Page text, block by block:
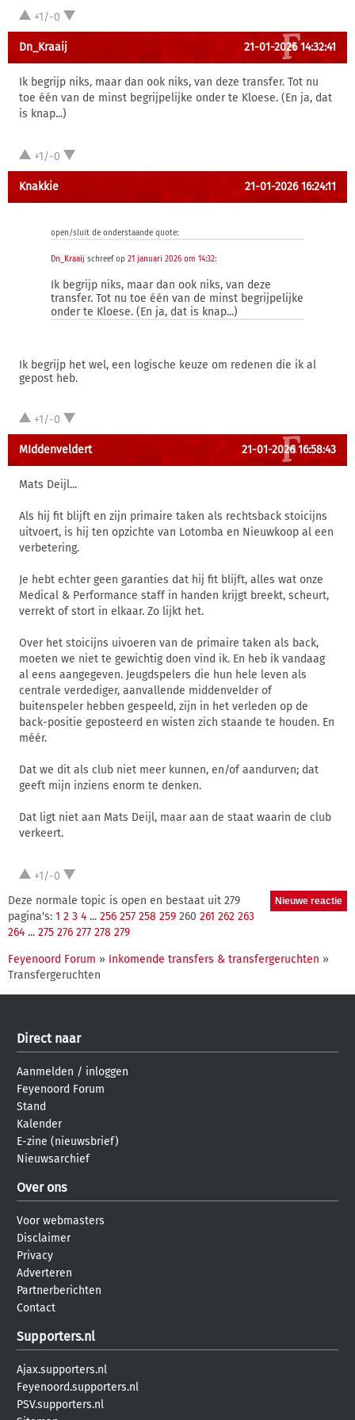
+1/-0
Dn_Kraaij 21-01-2026 14:32:41
Ik begrijp niks, maar dan ook niks, van deze transfer. Tot nu
toe één van de minst begrijpelijke onder te Kloese. (En ja, dat
is knap...)
+1/-0
Knakkie 21-01-2026 16:24:11
open/sluit de onderstaande quote:
Dn_Kraaij schreef op 21 januari 2026 om 14:32:
Ik begrijp niks, maar dan ook niks, van deze
transfer. Tot nu toe één van de minst begrijpelijke
onder te Kloese. (En ja, dat is knap...)
Ik begrijp het wel, een logische keuze om redenen die ik al
gepost heb.
+1/-0
MIddenveldert 21-01-2026 16:58:43
Mats Deijl...
Als hij fit blijft en zijn primaire taken als rechtsback stoicijns
uitvoert, is hij ten opzichte van Lotomba en Nieuwkoop al een
verbetering.
Je hebt echter geen garanties dat hij fit blijft, alles wat onze
Medical & Performance staff in handen krijgt breekt, scheurt,
verrekt of stort in elkaar. Zo lijkt het.
Over het stoicijns uivoeren van de primaire taken als back,
moeten we niet te gewichtig doen vind ik. En heb ik vandaag
al eens aangegeven. Jeugdspelers die hun hele leven als
centrale verdediger, aanvallende middenvelder of
buitenspeler hebben gespeeld, zijn in het verleden op de
back-positie geposteerd en wisten zich staande te houden. En
méér.
Dat we dit als club niet meer kunnen, en/of aandurven; dat
geeft mijn inziens enorm te denken.
Dat ligt niet aan Mats Deijl, maar aan de staat waarin de club
verkeert.
+1/-0
Deze normale topic is open en bestaat uit 279
pagina's: 1 2 3 4 ... 256 257 258 259 260 261 262 263
264 ... 275 276 277 278 279
Feyenoord Forum » Inkomende transfers & transfergeruchten »
Transfergeruchten
Direct naar
Aanmelden / inloggen
Feyenoord Forum
Stand
Kalender
E-zine (nieuwsbrief)
Nieuwsarchief
Over ons
Voor webmasters
Disclaimer
Privacy
Adverteren
Partnerberichten
Contact
Supporters.nl
Ajax.supporters.nl
Feyenoord.supporters.nl
PSV.supporters.nl